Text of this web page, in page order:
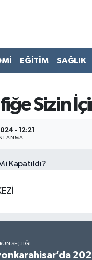
EĞİTİM SAĞLIK
Sizin
- 12:21
SEÇTIĞI